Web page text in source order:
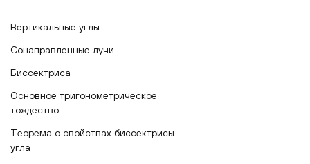
Вертикальные углы
Сонаправленные лучи
Биссектриса
Основное тригонометрическое
тождество
Теорема о свойствах биссектрисы
угла